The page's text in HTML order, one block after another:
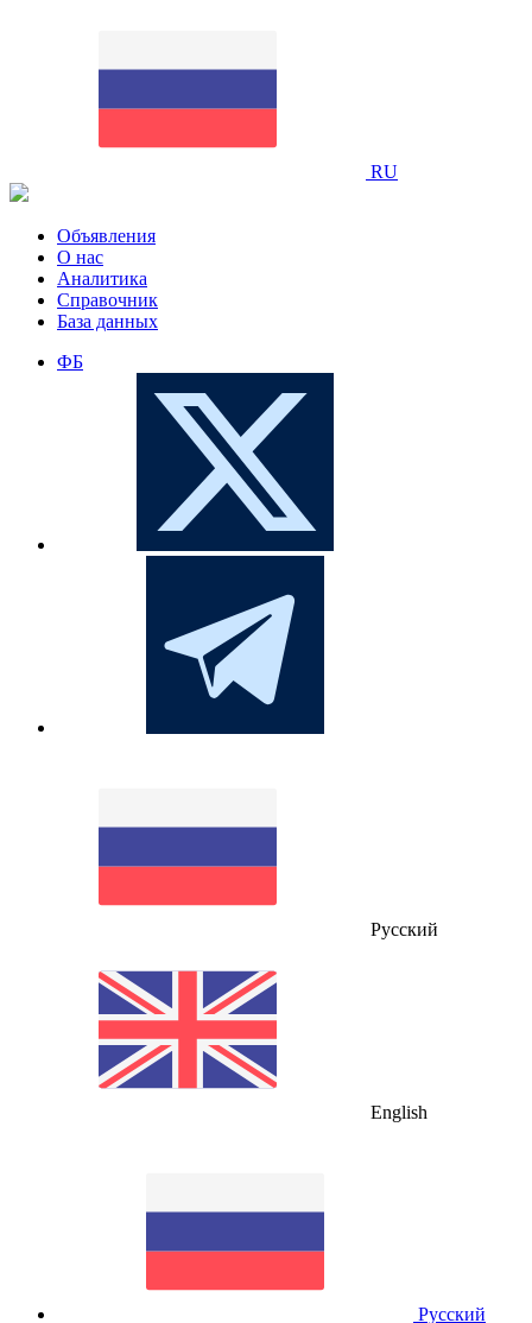
RU
Объявления
О нас
Аналитика
Справочник
База данных
ФБ
Русский
English
Русский